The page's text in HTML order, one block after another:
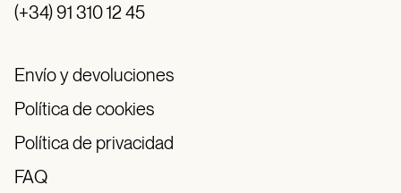
(+34) 91 310 12 45
Envío y devoluciones
Política de cookies
Política de privacidad
FAQ